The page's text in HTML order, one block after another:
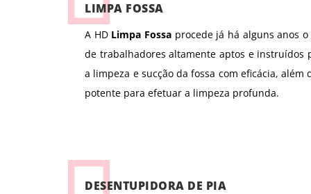
LIMPA FOSSA
A HD Limpa Fossa procede já há alguns anos
de trabalhadores altamente aptos e instruídos
a limpeza e sucção da fossa com eficácia,
potente para efetuar a limpeza profunda.
DESENTUPIDORA DE PIA